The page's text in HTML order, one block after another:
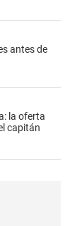
antes de
la oferta
capitán